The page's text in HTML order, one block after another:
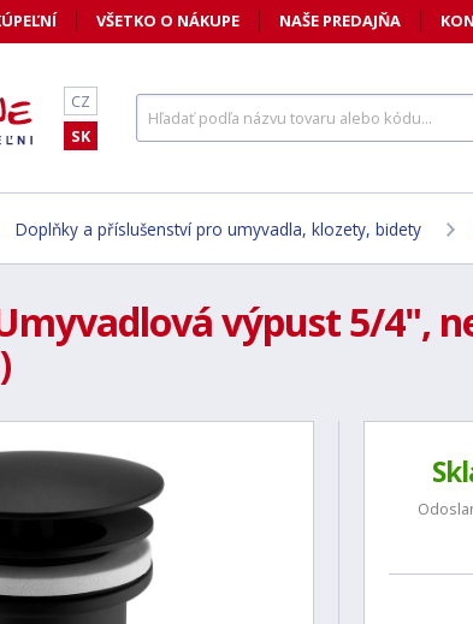
VŠETKO O NÁKUPE NAŠE PREDAJŇA
CZ
SK
Doplňky a příslušenství pro umyvadla, klozety, bidety
výpust 5/4",